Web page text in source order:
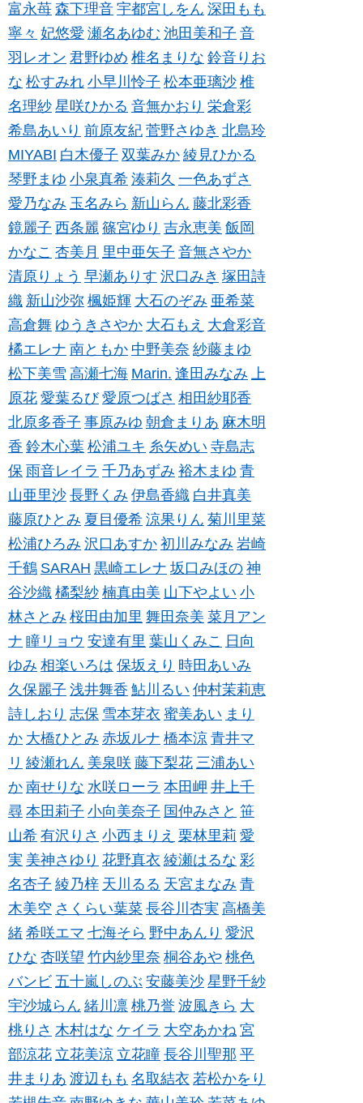
富永苺 森下理音 宇都宮しをん 深田もも
寧々 妃悠愛 瀬名あゆむ 池田美和子 音
羽レオン 君野ゆめ 椎名まりな 鈴音りお
な 松すみれ 小早川怜子 松本亜璃沙 椎
名理紗 星咲ひかる 音無かおり 栄倉彩
希島あいり 前原友紀 菅野さゆき 北島玲
MIYABI 白木優子 双葉みか 綾見ひかる
琴野まゆ 小泉真希 湊莉久 一色あずさ
愛乃なみ 玉名みら 新山らん 藤北彩香
鏡麗子 西条麗 篠宮ゆり 吉永恵美 飯岡
かなこ 杏美月 里中亜矢子 音無さやか
清原りょう 早瀬ありす 沢口みき 塚田詩
織 新山沙弥 楓姫輝 大石のぞみ 亜希菜
高倉舞 ゆうきさやか 大石もえ 大倉彩音
橘エレナ 南ともか 中野美奈 紗藤まゆ
松下美雪 高瀬七海 Marin. 逢田みなみ 上
原花 愛葉るび 愛原つばさ 相田紗耶香
北原多香子 事原みゆ 朝倉まりあ 麻木明
香 鈴木心葉 松浦ユキ 糸矢めい 寺島志
保 雨音レイラ 千乃あずみ 裕木まゆ 青
山亜里沙 長野くみ 伊島香織 白井真美
藤原ひとみ 夏目優希 涼果りん 菊川里菜
松浦ひろみ 沢口あすか 初川みなみ 岩崎
千鶴 SARAH 黒崎エレナ 坂口みほの 神
谷沙織 橘梨紗 楠真由美 山下やよい 小
林さとみ 桜田由加里 舞田奈美 菜月アン
ナ 瞳リョウ 安達有里 葉山くみこ 日向
ゆみ 相楽いろは 保坂えり 時田あいみ
久保麗子 浅井舞香 鮎川るい 仲村茉莉恵
詩しおり 志保 雪本芽衣 蜜美あい まり
か 大橋ひとみ 赤坂ルナ 橋本涼 青井マ
リ 綾瀬れん 美泉咲 藤下梨花 三浦あい
か 南せりな 水咲ローラ 本田岬 井上千
尋 本田莉子 小向美奈子 国仲みさと 笹
山希 有沢りさ 小西まりえ 栗林里莉 愛
実 美神さゆり 花野真衣 綾瀬はるな 彩
名杏子 綾乃梓 天川るる 天宮まなみ 青
木美空 さくらい葉菜 長谷川杏実 高橋美
緒 希咲エマ 七海そら 野中あんり 愛沢
ひな 杏咲望 竹内紗里奈 桐谷あや 桃色
バンビ 五十嵐しのぶ 安藤美沙 星野千紗
宇沙城らん 緒川凛 桃乃誉 波風きら 大
桃りさ 木村はな ケイラ 大空あかね 宮
部涼花 立花美涼 立花瞳 長谷川聖那 平
井まりあ 渡辺もも 名取結衣 若松かをり